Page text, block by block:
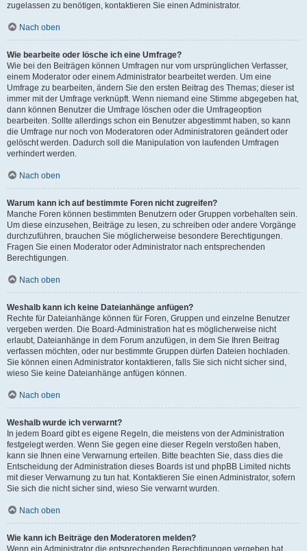
zugelassen zu benötigen, kontaktieren Sie einen Administrator.
Nach oben
Wie bearbeite oder lösche ich eine Umfrage?
Wie bei den Beiträgen können Umfragen nur vom ursprünglichen Verfasser,
einem Moderator oder einem Administrator bearbeitet werden. Um eine
Umfrage zu bearbeiten, ändern Sie den ersten Beitrag des Themas; dieser ist
immer mit der Umfrage verknüpft. Wenn niemand eine Stimme abgegeben hat,
dann können Benutzer die Umfrage löschen oder die Umfrageoption
bearbeiten. Sollte allerdings schon ein Benutzer abgestimmt haben, so kann
die Umfrage nur noch von Moderatoren oder Administratoren geändert oder
gelöscht werden. Dadurch soll die Manipulation von laufenden Umfragen
verhindert werden.
Nach oben
Warum kann ich auf bestimmte Foren nicht zugreifen?
Manche Foren können bestimmten Benutzern oder Gruppen vorbehalten sein.
Um diese einzusehen, Beiträge zu lesen, zu schreiben oder andere Vorgänge
durchzuführen, brauchen Sie möglicherweise besondere Berechtigungen.
Fragen Sie einen Moderator oder Administrator nach entsprechenden
Berechtigungen.
Nach oben
Weshalb kann ich keine Dateianhänge anfügen?
Rechte für Dateianhänge können für Foren, Gruppen und einzelne Benutzer
vergeben werden. Die Board-Administration hat es möglicherweise nicht
erlaubt, Dateianhänge in dem Forum anzufügen, in dem Sie Ihren Beitrag
verfassen möchten, oder nur bestimmte Gruppen dürfen Dateien hochladen.
Sie können einen Administrator kontaktieren, falls Sie sich nicht sicher sind,
wieso Sie keine Dateianhänge anfügen können.
Nach oben
Weshalb wurde ich verwarnt?
In jedem Board gibt es eigene Regeln, die meistens von der Administration
festgelegt werden. Wenn Sie gegen eine dieser Regeln verstoßen haben,
kann sie Ihnen eine Verwarnung erteilen. Bitte beachten Sie, dass dies die
Entscheidung der Administration dieses Boards ist und phpBB Limited nichts
mit dieser Verwarnung zu tun hat. Kontaktieren Sie einen Administrator, sofern
Sie sich die nicht sicher sind, wieso Sie verwarnt wurden.
Nach oben
Wie kann ich Beiträge den Moderatoren melden?
Wenn ein Administrator die entsprechenden Berechtigungen vergeben hat,